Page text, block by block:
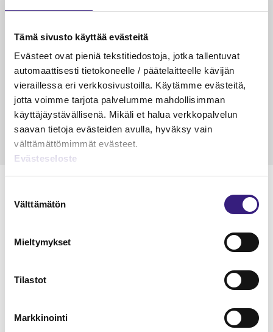
Tämä sivusto käyttää evästeitä
Evästeet ovat pieniä tekstitiedostoja, jotka tallentuvat
automaattisesti tietokoneelle / päätelaitteelle kävijän
vieraillessa eri verkkosivustoilla. Käytämme evästeitä,
jotta voimme tarjota palvelumme mahdollisimman
käyttäjäystävällisenä. Mikäli et halua verkkopalvelun
saavan tietoja evästeiden avulla, hyväksy vain
välttämättömimmät evästeet.
Evästeseloste
valinta
Välttämätön
Mieltymykset
Tilastot
Markkinointi
verotuksessa – omien kulujen
veloitus, kulujen edelleen­
veloitus ja läpi­laskutus
Petri Salomaa
15.5.2023 10 min
Tarja